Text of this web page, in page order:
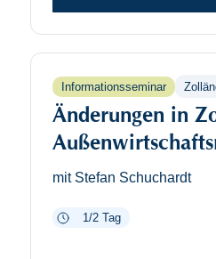
Informationsseminar
Änderungen in
mit Stefan Schuchardt
1/2 Tag